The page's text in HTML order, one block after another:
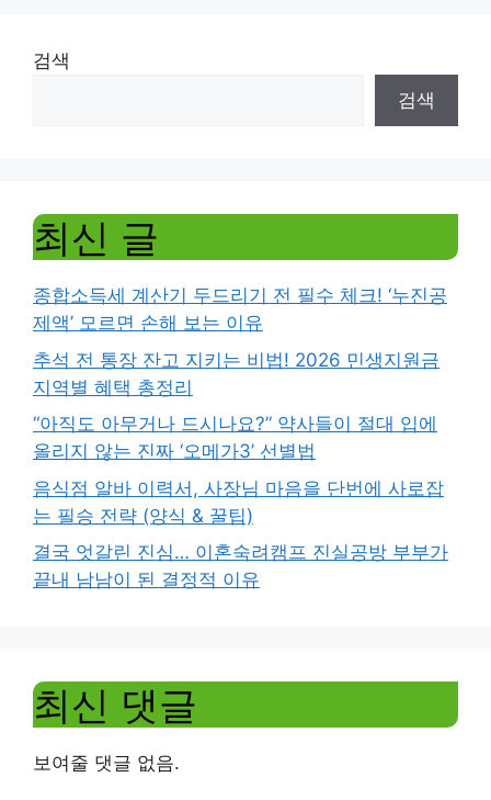
검색
검색
최신 글
종합소득세 계산기 두드리기 전 필수 체크! ‘누진공
제액’ 모르면 손해 보는 이유
추석 전 통장 잔고 지키는 비법! 2026 민생지원금
지역별 혜택 총정리
“아직도 아무거나 드시나요?” 약사들이 절대 입에
올리지 않는 진짜 ‘오메가3’ 선별법
음식점 알바 이력서, 사장님 마음을 단번에 사로잡
는 필승 전략 (양식 & 꿀팁)
결국 엇갈린 진심… 이혼숙려캠프 진실공방 부부가
끝내 남남이 된 결정적 이유
최신 댓글
보여줄 댓글 없음.